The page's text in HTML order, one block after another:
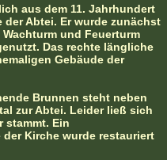
aus dem 11. Jahrhundert
Abtei. Er wurde zunächst
und Feuerturm
Das rechte längliche
Gebäude der
Brunnen steht neben
zur Abtei. Leider ließ sich
stammt. Ein
Kirche wurde restauriert